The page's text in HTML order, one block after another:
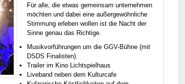
Für alle, die etwas gemeinsam unternehmen
möchten und dabei eine außergewöhnliche
Stimmung erleben wollen ist die Nacht der
Sinne genau das Richtige.
Musikvorführungen um die GGV-Bühne (mit
DSDS Finalisten)
Trailer im Kino Lichtspielhaus
Liveband neben dem Kulturcafe